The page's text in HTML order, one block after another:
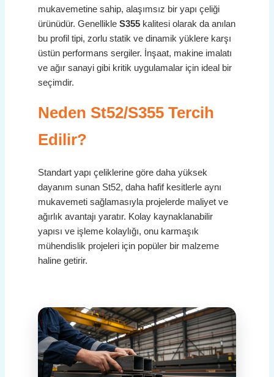
mukavemetine sahip, alaşımsız bir yapı çeliği
ürünüdür. GenellikleS355 kalitesi olarak da anılan
bu profil tipi, zorlu statik ve dinamik yüklere karşı
üstün performans sergiler. İnşaat, makine imalatı
ve ağır sanayi gibi kritik uygulamalar için ideal bir
seçimdir.
Neden St52/S355 Tercih
Edilir?
Standart yapı çeliklerine göre daha yüksek
dayanım sunan St52, daha hafif kesitlerle aynı
mukavemeti sağlamasıyla projelerde maliyet ve
ağırlık avantajı yaratır. Kolay kaynaklanabilir
yapısı ve işleme kolaylığı, onu karmaşık
mühendislik projeleri için popüler bir malzeme
haline getirir.